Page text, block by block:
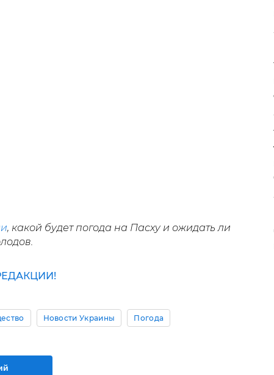
, какой будет погода на Пасху и ожидать ли
Новости Украины Погода